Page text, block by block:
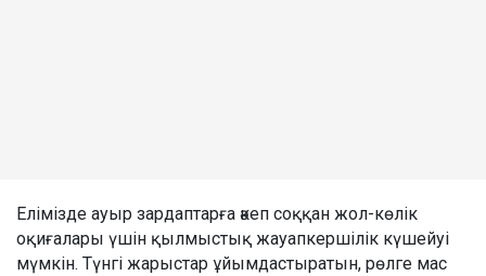
Елімізде ауыр зардаптарға әкеп соққан жол-көлік
оқиғалары үшін қылмыстық жауапкершілік күшейуі
мүмкін. Түнгі жарыстар ұйымдастыратын, рөлге мас